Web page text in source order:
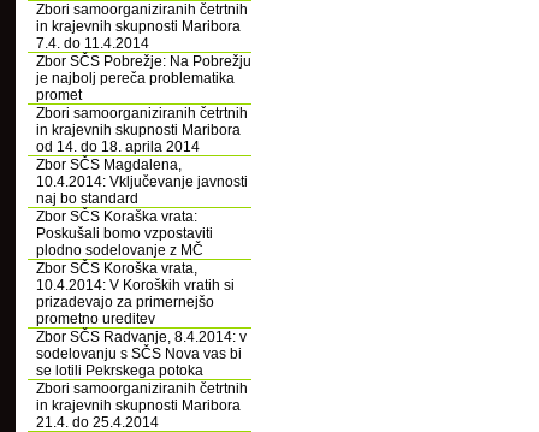
Zbori samoorganiziranih četrtnih
in krajevnih skupnosti Maribora
7.4. do 11.4.2014
Zbor SČS Pobrežje: Na Pobrežju
je najbolj pereča problematika
promet
Zbori samoorganiziranih četrtnih
in krajevnih skupnosti Maribora
od 14. do 18. aprila 2014
Zbor SČS Magdalena,
10.4.2014: Vključevanje javnosti
naj bo standard
Zbor SČS Koraška vrata:
Poskušali bomo vzpostaviti
plodno sodelovanje z MČ
Zbor SČS Koroška vrata,
10.4.2014: V Koroških vratih si
prizadevajo za primernejšo
prometno ureditev
Zbor SČS Radvanje, 8.4.2014: v
sodelovanju s SČS Nova vas bi
se lotili Pekrskega potoka
Zbori samoorganiziranih četrtnih
in krajevnih skupnosti Maribora
21.4. do 25.4.2014